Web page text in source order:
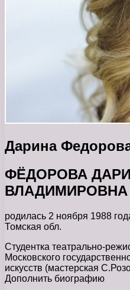
Дарина
ФЁДОРОВА
ВЛАДИМИРОВНА
родилась 2 ноября 1988
Томская обл.
Студентка театрально-
Московского
искусств (мастерская
Дополнить биографию